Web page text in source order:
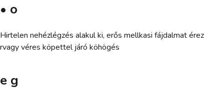
• o
Hirtelen nehézlégzés alakul ki, erős mellkasi fájdalmat érez
rvagy véres köpettel járó köhögés
e g